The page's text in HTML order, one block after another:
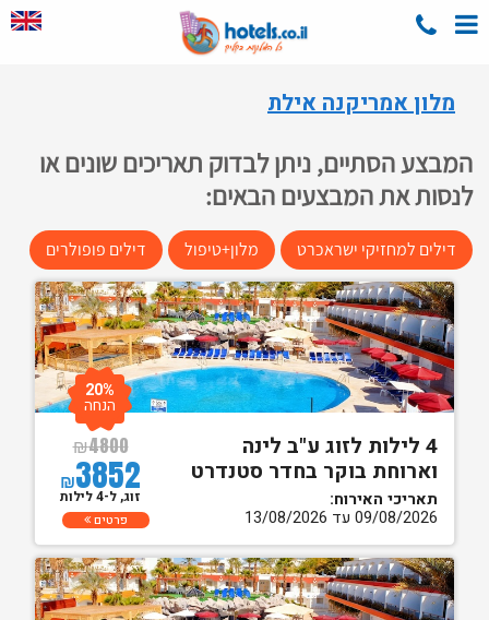
מלון אמריקנה אילת
המבצע הסתיים, ניתן לבדוק תאריכים שונים או
לנסות את המבצעים הבאים:
דילים למחזיקי ישראכרט מלון+טיפול דילים פופולרים
4 לילות לזוג ע"ב לינה
וארוחת בוקר בחדר סטנדרט
תאריכי האירוח:
09/08/2026 עד 13/08/2026
₪4800
₪3852
20%
הנחה
זוג, ל-4 לילות
פרטים